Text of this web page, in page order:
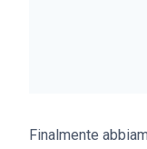
Finalmente